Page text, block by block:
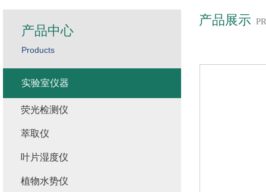
产品展示
产品中心
Products
实验室仪器
荧光检测仪
萃取仪
叶片湿度仪
植物水势仪